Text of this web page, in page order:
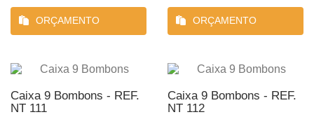
ORÇAMENTO ORÇAMENTO
Caixa 9 Bombons - REF.
NT 111
Caixa 9 Bombons - REF.
NT 112